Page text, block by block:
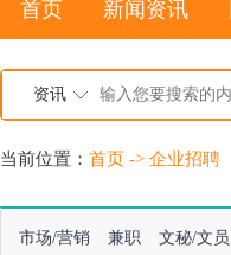
首页 新闻资讯
资讯
当前位置： 首页 -> 企业招聘
市场/营销 兼职 文秘/文员